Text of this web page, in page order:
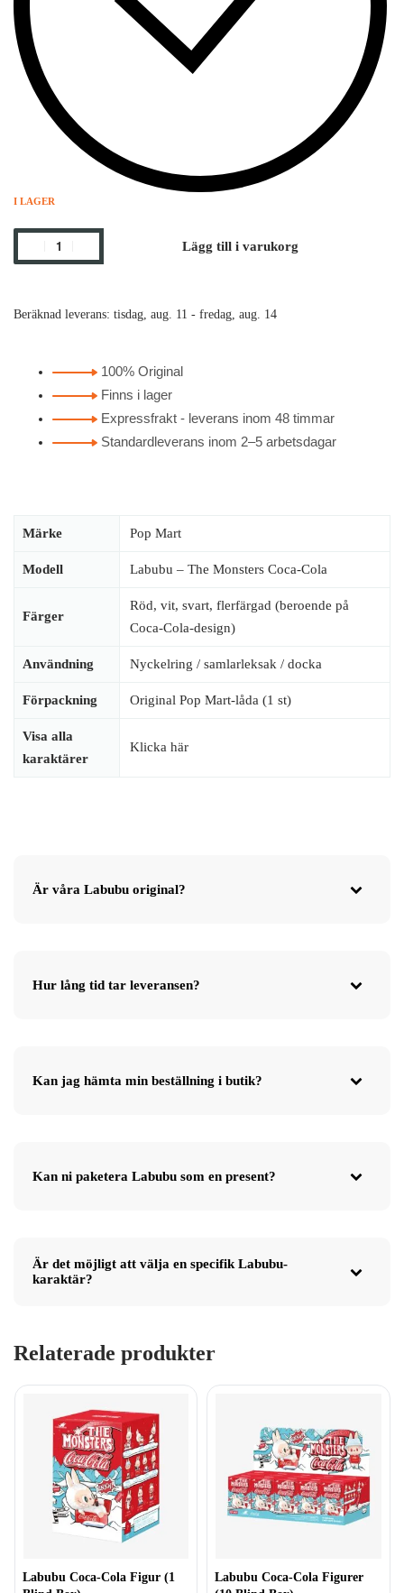
I LAGER
Lägg till i varukorg
Beräknad leverans: tisdag, aug. 11 - fredag, aug. 14
100% Original
Finns i lager
Expressfrakt - leverans inom 48 timmar
Standardleverans inom 2–5 arbetsdagar
Märke Pop Mart
Modell Labubu – The Monsters Coca-Cola
Färger
Röd, vit, svart, flerfärgad (beroende på
Coca-Cola-design)
Användning Nyckelring / samlarleksak / docka
Förpackning Original Pop Mart-låda (1 st)
Visa alla
karaktärer
Klicka här
Är våra Labubu original?
Hur lång tid tar leveransen?
Kan jag hämta min beställning i butik?
Kan ni paketera Labubu som en present?
Är det möjligt att välja en specifik Labubu-
karaktär?
Relaterade produkter
Labubu Coca-Cola Figur (1
Labubu Coca-Cola Figurer